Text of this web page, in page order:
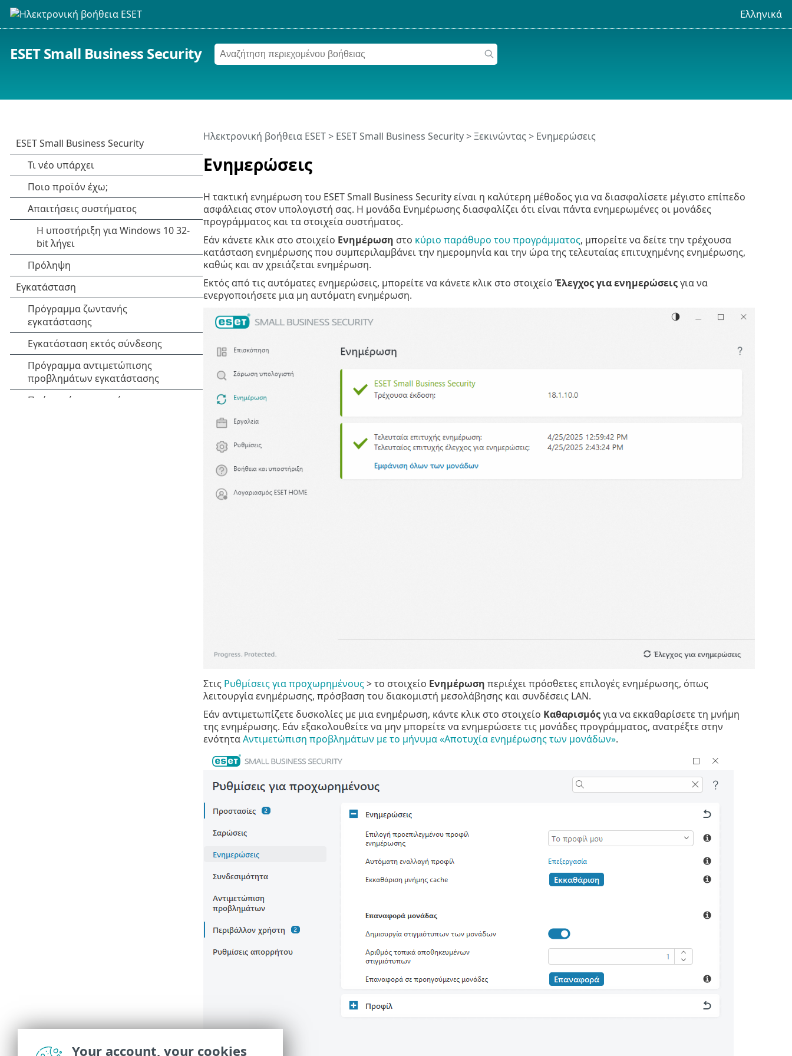
Ελληνικά
ESET Small Business Security
Ενημερώσεις
Ηλεκτρονική βοήθεια ESET> ESET Small Business Security>Ξεκινώντας> Ενημερώσεις
Η τακτική ενημέρωση του ESET Small Business Security είναι η καλύτερη μέθοδος για να διασφαλίσετε μέγιστο επίπεδο
ασφάλειας στον υπολογιστή σας. Η μονάδα Ενημέρωσης διασφαλίζει ότι είναι πάντα ενημερωμένες οι μονάδες
προγράμματος και τα στοιχεία συστήματος.
Εάν κάνετε κλικ στο στοιχείο Ενημέρωση στο κύριο παράθυρο του προγράμματος, μπορείτε να δείτε την τρέχουσα
κατάσταση ενημέρωσης που συμπεριλαμβάνει την ημερομηνία και την ώρα της τελευταίας επιτυχημένης ενημέρωσης,
καθώς και αν χρειάζεται ενημέρωση.
Εκτός από τις αυτόματες ενημερώσεις, μπορείτε να κάνετε κλικ στο στοιχείο Έλεγχος για ενημερώσειςγια να
ενεργοποιήσετε μια μη αυτόματη ενημέρωση.
Στις Ρυθμίσεις για προχωρημένους> το στοιχείο Ενημέρωση περιέχει πρόσθετες επιλογές ενημέρωσης, όπως
λειτουργία ενημέρωσης, πρόσβαση του διακομιστή μεσολάβησης και συνδέσεις LAN.
Εάν αντιμετωπίζετε δυσκολίες με μια ενημέρωση, κάντε κλικ στο στοιχείο Καθαρισμόςγια να εκκαθαρίσετε τη μνήμη
της ενημέρωσης. Εάν εξακολουθείτε να μην μπορείτε να ενημερώσετε τις μονάδες προγράμματος, ανατρέξτε στην
ενότηταΑντιμετώπιση προβλημάτων με το μήνυμα «Αποτυχία ενημέρωσης των μονάδων».
Your account, your cookies